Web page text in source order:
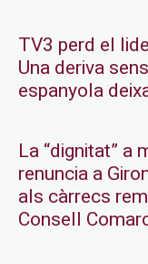
TV3 perd el
Una deriva
espanyola
La “dignitat” a
renuncia a
als càrrecs
Consell